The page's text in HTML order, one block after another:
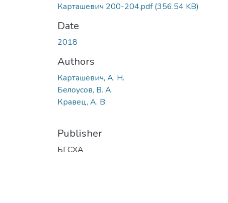
Карташевич 200-204.pdf(356.54 KB)
Date
2018
Authors
Карташевич, А. Н.
Белоусов, В. А.
Кравец, А. В.
Publisher
БГСХА